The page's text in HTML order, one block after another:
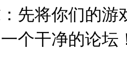
先将你们的游
个干净的论坛